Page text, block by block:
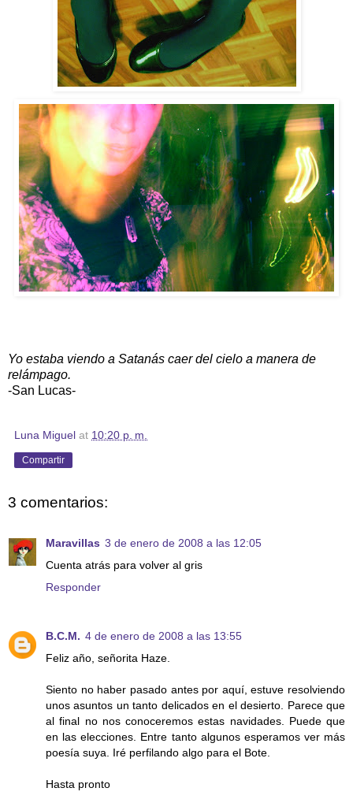
Yo estaba viendo a Satanás caer del cielo a manera de
relámpago.
-San Lucas-
Luna Miguel at 10:20 p. m.
Compartir
3 comentarios:
Maravillas 3 de enero de 2008 a las 12:05
Cuenta atrás para volver al gris
Responder
B.C.M. 4 de enero de 2008 a las 13:55
Feliz año, señorita Haze.
Siento no haber pasado antes por aquí, estuve resolviendo
unos asuntos un tanto delicados en el desierto. Parece que
al final no nos conoceremos estas navidades. Puede que
en las elecciones. Entre tanto algunos esperamos ver más
poesía suya. Iré perfilando algo para el Bote.
Hasta pronto